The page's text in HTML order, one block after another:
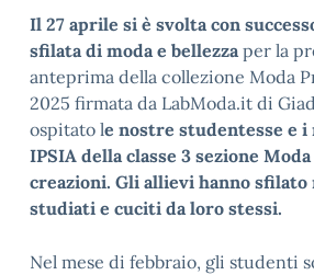
Il 27 aprile si è svolta con
sfilata di moda e bellezzaper la
anteprima della collezione Moda
2025 firmata da LabModa.it di
ospitato le nostre studentesse e
IPSIA della classe 3 sezione
creazioni. Gli allievi hanno
studiati e cuciti da loro stessi.
Nel mese di febbraio, gli studenti